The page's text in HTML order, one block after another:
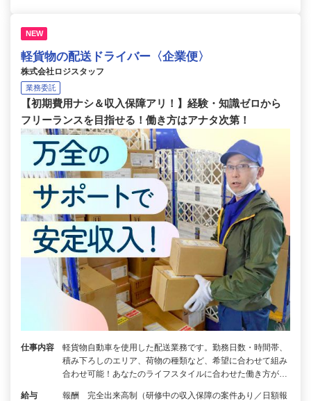
NEW
軽貨物の配送ドライバー〈企業便〉
株式会社ロジスタッフ
業務委託
【初期費用ナシ＆収入保障アリ！】経験・知識ゼロから
フリーランスを目指せる！働き方はアナタ次第！
仕事内容
軽貨物自動車を使用した配送業務です。勤務日数・時間帯、
積み下ろしのエリア、荷物の種類など、希望に合わせて組み
合わせ可能！あなたのライフスタイルに合わせた働き方が…
給与 報酬 完全出来高制（研修中の収入保障の案件あり／日額報